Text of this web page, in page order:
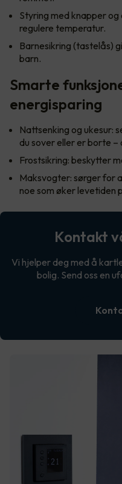
Styring med knapper
regulere temperatur.
Barnesikring (tastelås)
barn.
Smarte
energisparing
Nattsenking og ukesur:
du sover eller er borte
Frostsikring: beskytter
Maksvogter: sørger for
noe som øker levetiden
Kontakt
Vi hjelper deg med å
bolig. Send oss en